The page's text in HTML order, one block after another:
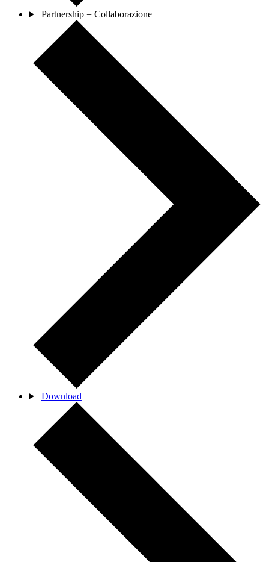
Partnership = Collaborazione
Download